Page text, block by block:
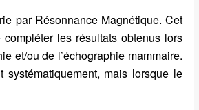
par Résonnance Magnétique. Cet
les résultats obtenus lors
et/ou de l’échographie mammaire.
systématiquement, mais lorsque le